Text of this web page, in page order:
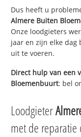
Dus heeft u
Almere Buiten
Onze loodgieters
jaar en zijn elke
uit te voeren.
Direct hulp van een
Bloemenbuurt: bel
Loodgieter
met de reparatie